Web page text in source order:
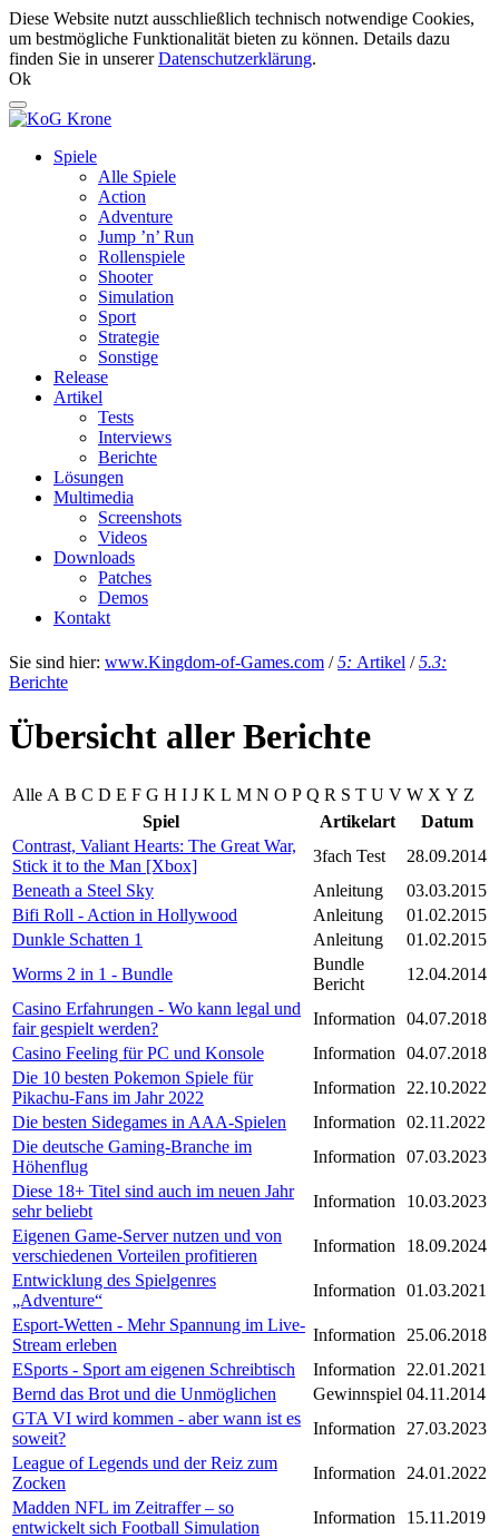
Diese Website nutzt ausschließlich technisch notwendige Cookies,
um bestmögliche Funktionalität bieten zu können. Details dazu
finden Sie in unsererDatenschutzerklärung.
Ok
Spiele
Alle Spiele
Action
Adventure
Jump ’n’ Run
Rollenspiele
Shooter
Simulation
Sport
Strategie
Sonstige
Release
Artikel
Tests
Interviews
Berichte
Lösungen
Multimedia
Screenshots
Videos
Downloads
Patches
Demos
Kontakt
Sie sind hier: www.Kingdom-of-Games.com /5: Artikel /5.3:
Berichte
Übersicht aller Berichte
Alle A B C D E F G H I J K L M N O P Q R S T U V W X Y Z
Spiel
Artikelart
Datum
Contrast, Valiant Hearts: The Great War,
Stick it to the Man [Xbox]
3fach Test
28.09.2014
Beneath a Steel Sky
Anleitung
03.03.2015
Bifi Roll - Action in Hollywood
Anleitung
01.02.2015
Dunkle Schatten 1
Anleitung
01.02.2015
Worms 2 in 1 - Bundle
Bundle
Bericht
12.04.2014
Casino Erfahrungen - Wo kann legal und
fair gespielt werden?
Information
04.07.2018
Casino Feeling für PC und Konsole
Information
04.07.2018
Die 10 besten Pokemon Spiele für
Pikachu-Fans im Jahr 2022
Information
22.10.2022
Die besten Sidegames in AAA-Spielen
Information
02.11.2022
Die deutsche Gaming-Branche im
Höhenflug
Information
07.03.2023
Diese 18+ Titel sind auch im neuen Jahr
sehr beliebt
Information
10.03.2023
Eigenen Game-Server nutzen und von
verschiedenen Vorteilen profitieren
Information
18.09.2024
Entwicklung des Spielgenres
„Adventure“
Information
01.03.2021
Esport-Wetten - Mehr Spannung im Live-
Stream erleben
Information
25.06.2018
ESports - Sport am eigenen Schreibtisch
Information
22.01.2021
Bernd das Brot und die Unmöglichen
Gewinnspiel 04.11.2014
GTA VI wird kommen - aber wann ist es
soweit?
Information
27.03.2023
League of Legends und der Reiz zum
Zocken
Information
24.01.2022
Madden NFL im Zeitraffer – so
entwickelt sich Football Simulation
Information
15.11.2019